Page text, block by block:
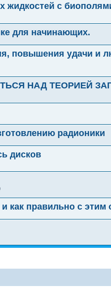
жидкостей с
для начинающих.
повышения удачи и
НАД ТЕОРИЕЙ
радионики
дисков
как правильно с этим